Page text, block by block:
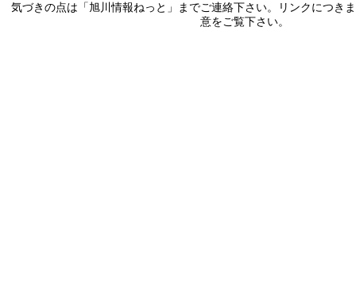
気づきの点は「旭川情報ねっと」までご連絡下さい。リンクにつき
意をご覧下さい。